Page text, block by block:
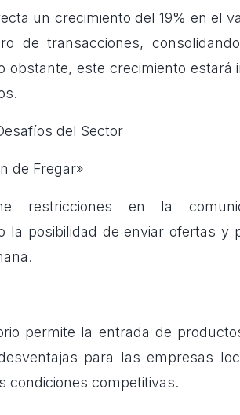
un crecimiento del 19% en el
de transacciones,
obstante, este crecimiento estará
del Sector
de Fregar»
restricciones en la
la posibilidad de enviar ofertas y
permite la entrada de
para las empresas
condiciones competitivas.